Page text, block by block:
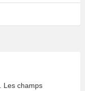
Les champs